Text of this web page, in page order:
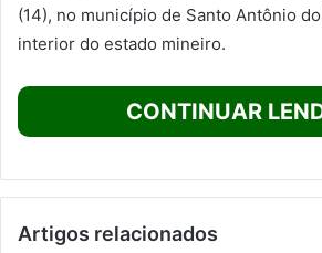
(14), no município de Santo Antônio
interior do estado mineiro.
CONTINUAR
Artigos relacionados